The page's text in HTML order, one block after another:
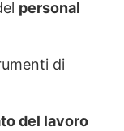
personal
di
del lavoro